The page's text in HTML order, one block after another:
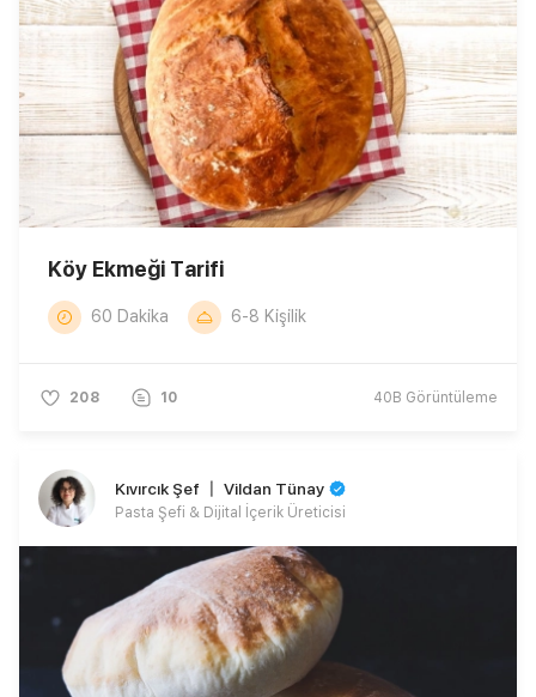
Köy Ekmeği Tarifi
60 Dakika 6-8 Kişilik
208 10 40B Görüntüleme
Kıvırcık Şef 〡 Vildan Tünay
Pasta Şefi & Dijital İçerik Üreticisi